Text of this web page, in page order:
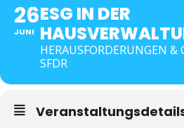
26
JUNI
ESG IN DER
HERAUSFORDERUNGEN &
SFDR